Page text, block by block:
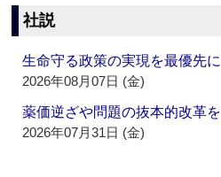
社説
生命守る政策の実現を最優先に
2026年08月07日 (金)
薬価逆ざや問題の抜本的改革を
2026年07月31日 (金)